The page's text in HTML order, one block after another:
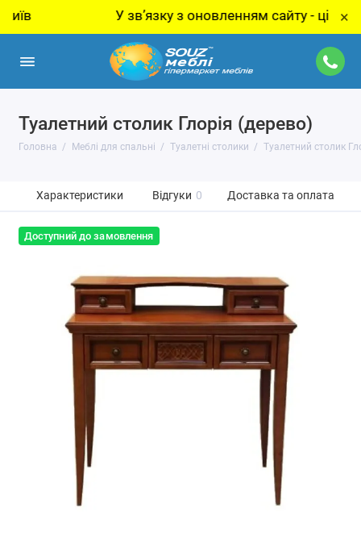
У звʼязку з оновленням сайту - ціну за ×
Туалетний столик Глорія (дерево)
Головна Меблі для спальні Туалетні столики Туалетний столик
Характеристики Відгуки 0 Доставка та оплата
Доступний до замовлення